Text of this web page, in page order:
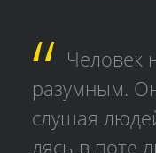
Человек
разумным.
слушая
дясь в поте